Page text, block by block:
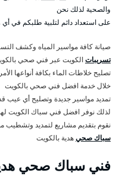
والصحية لذلك نحن
على استعداد دائم لتلبية طلبكم في
صيانة كافة مواسير المياه وكشف
تسريباتالكويت عبر فني صحي
تصليح خلاطات الماء بكافة أنواعها
خلال خدمة افضل فني صحي بالكويت
تمديد مواسير جديدة وتصليح أي عيب
لذلك نوفر افضل فني سباك الكويت
نقوم بتقديم مشاريع لتمديد
سباك صحيهدية بالكويت
فني سباك صحي